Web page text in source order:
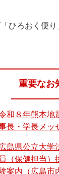
ひろおく便
重要なお
和８年熊本地
長・学長メッ
広島県公立大学
員（保健担当）
案内（広島市